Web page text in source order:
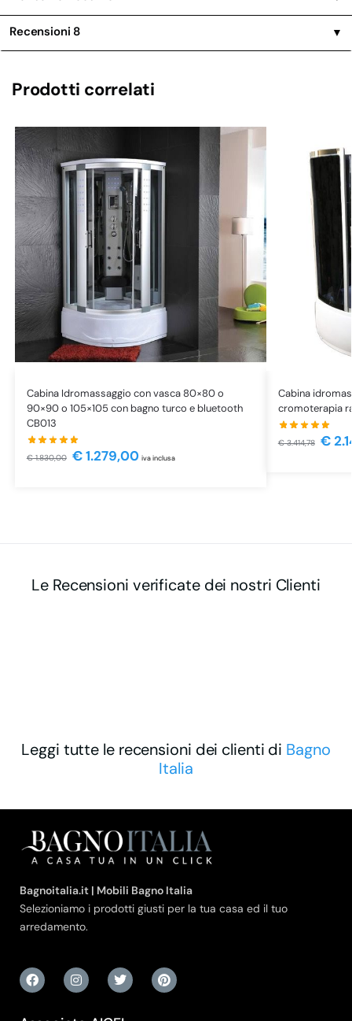
Recensioni 8 ▼
Prodotti correlati
Cabina Idromassaggio con vasca 80×80 o
90×90 o 105×105 con bagno turco e bluetooth
CB013
€1.830,00 €1.279,00 iva inclusa
Cabina
cromoterapia
€3.414,78 €
Le Recensioni verificate dei nostri Clienti
Leggi tutte le recensioni dei clienti di Bagno
Italia
Bagnoitalia.it | Mobili Bagno Italia
Selezioniamo i prodotti giusti per la tua casa ed il tuo
arredamento.